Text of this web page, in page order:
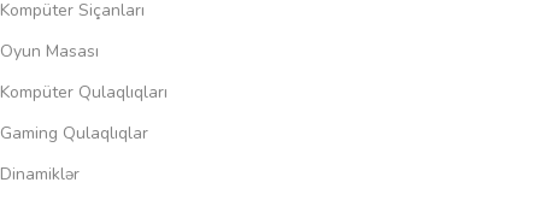
Kompüter Siçanları
Oyun Masası
Kompüter Qulaqlıqları
Gaming Qulaqlıqlar
Dinamiklər